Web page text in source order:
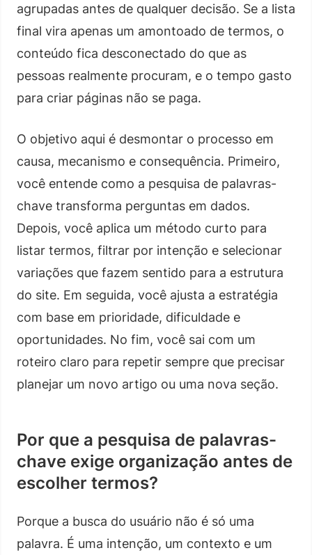
agrupadas antes de qualquer decisão. Se a lista
final vira apenas um amontoado de termos, o
conteúdo fica desconectado do que as
pessoas realmente procuram, e o tempo gasto
para criar páginas não se paga.
O objetivo aqui é desmontar o processo em
causa, mecanismo e consequência. Primeiro,
você entende como a pesquisa de palavras-
chave transforma perguntas em dados.
Depois, você aplica um método curto para
listar termos, filtrar por intenção e selecionar
variações que fazem sentido para a estrutura
do site. Em seguida, você ajusta a estratégia
com base em prioridade, dificuldade e
oportunidades. No fim, você sai com um
roteiro claro para repetir sempre que precisar
planejar um novo artigo ou uma nova seção.
Por que a pesquisa de palavras-
chave exige organização antes de
escolher termos?
Porque a busca do usuário não é só uma
palavra. É uma intenção, um contexto e um